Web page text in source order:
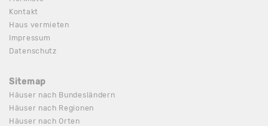
Kontakt
Haus vermieten
Impressum
Datenschutz
Sitemap
Häuser nach Bundesländern
Häuser nach Regionen
Häuser nach Orten